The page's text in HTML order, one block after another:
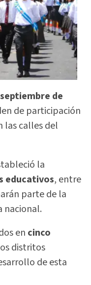
de
de participación
las calles del
la
educativos, entre
parte de la
nacional.
en cinco
distritos
de esta